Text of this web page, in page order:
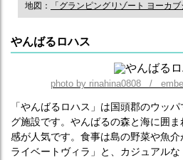
地図：
「グランピングリゾート ヨーカ
やんばるロハス
photo by rinahina0808 /
「やんばるロハス」は国頭郡のウッ
グ施設です。やんばるの森と海に囲
感が人気です。食事は島の野菜や魚
ライベートヴィラ」と、カジュアル